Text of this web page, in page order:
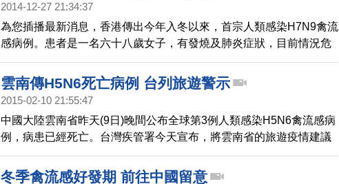
2014-12-27 21:34:37
為您插播最新消息，香港傳出今年入冬以來，首宗人類感染H7N9禽流
感病例。患者是一名六十八歲女子，有發燒及肺炎症狀，目前情況危
急，這名女子曾經到中國深圳食用雞肉，但沒有直接 接觸家禽，也沒
有到菜市場。香港去年十二月開始，有十人感染H7N9禽流感，全部個
案都由中國傳入，當中有三人死亡。
雲南傳H5N6死亡病例 台列旅遊警示
2015-02-10 21:55:47
中國大陸雲南省昨天(9日)晚間公布全球第3例人類感染H5N6禽流感病
例，病患已經死亡。台灣疾管署今天宣布，將雲南省的旅遊疫情建議
等級，提告至第二級「警示」。據中國官方表示，死亡個案是一名44
歲男性，有禽鳥接觸史，上個月27日發表，2月3日住院，6日死亡。
冬季禽流感好發期 前往中國留意